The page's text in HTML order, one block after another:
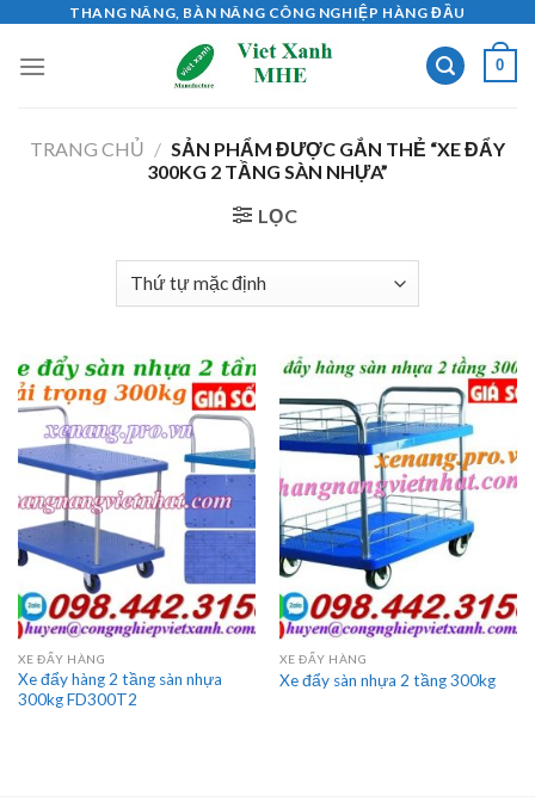
content
THANG NÂNG, BÀN NÂNG CÔNG NGHIỆP HÀNG ĐẦU
0
TRANG CHỦ / SẢN PHẨM ĐƯỢC GẮN THẺ “XE ĐẨY
300KG 2 TẦNG SÀN NHỰA”
LỌC
XE ĐẨY HÀNG
Xe đẩy hàng 2 tầng sàn nhựa
300kg FD300T2
XE ĐẨY HÀNG
Xe đẩy sàn nhựa 2 tầng 300kg